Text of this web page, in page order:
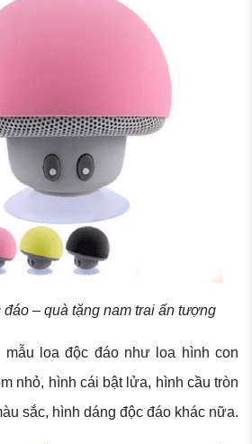
– quà tặng nam trai ấn tượng
mẫu loa độc đáo như loa hình con
nhỏ, hình cái bật lửa, hình cầu tròn
sắc, hình dáng độc đáo khác nữa.